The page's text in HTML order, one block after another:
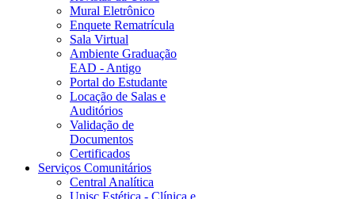
Mural Eletrônico
Enquete Rematrícula
Sala Virtual
Ambiente Graduação
EAD - Antigo
Portal do Estudante
Locação de Salas e
Auditórios
Validação de
Documentos
Certificados
Serviços Comunitários
Central Analítica
Unisc Estética - Clínica e